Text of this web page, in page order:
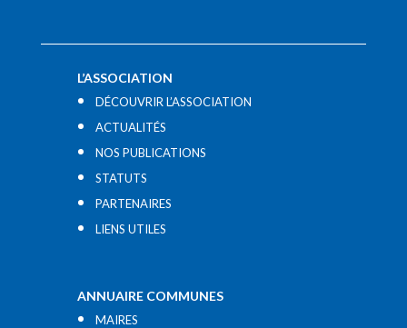
L’ASSOCIATION
DÉCOUVRIR L’ASSOCIATION
ACTUALITÉS
NOS PUBLICATIONS
STATUTS
PARTENAIRES
LIENS UTILES​
ANNUAIRE COMMUNES
MAIRES